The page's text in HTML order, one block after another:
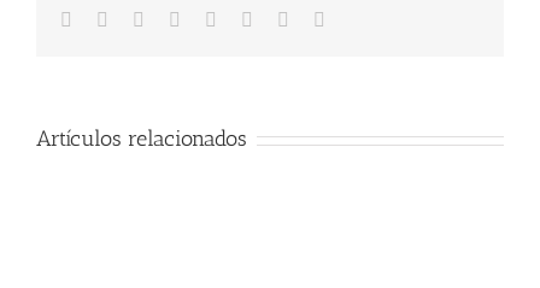
Facebook
TwitterLinkedIn
Reddit TumblrPinterest
Artículos relacionados